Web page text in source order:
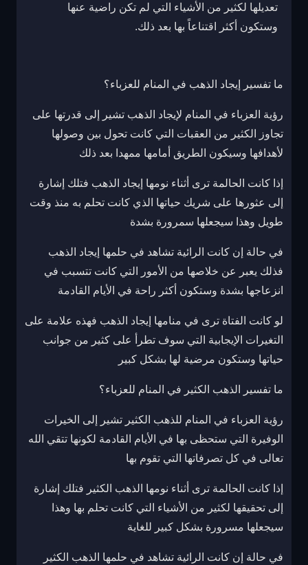
تعديلها لكثير من الأشياء التي لم تكن راضية عنها
وستكون أكثر اقتناعاً بها بعد ذلك.
ما تفسير إيجاد الذهب في المنام للعزباء؟
رؤية العزباء في المنام لإيجاد الذهب تشير إلى قدرتها على
تجاوز الكثير من العقبات التي كانت تحول بين وصولها
لأهدافها وسيكون الطريق أمامها ممهدا بعد ذلك
إذا كانت الحالمة ترى أثناء نومها إيجاد الذهب فتلك إشارة
إلى عثورها على شريك حياتها الذي كانت تحلم به منذ وقت
طويل وهذا سيجعلها سمرورة بشدة
في حالة إن كانت الرائية تشاهد في حلمها إيجاد الذهب
فذلك يعبر عن خلاصها من الأمور التي كانت تتسبب في
انزعاجها بشدة وستكون أكثر راحة في الأيام القادمة
لو كانت الفتاة ترى في منامها إيجاد الذهب فهذه علامة على
التغيرات الإيجابية التي سوف تطرأ على كثير من جوانب
حياتها وستكون مرضية لها بشكل كبير
ما تفسير الذهب الكثير في المنام للعزباء؟
رؤية العزباء في المنام للذهب الكثير تشير إلى الخيرات
الوفيرة التي ستحظى بها في الأيام القادمة لكونها تتقي الله
تعالى في كل تصرفاتها التي تقوم بها
إذا كانت الحالمة ترى أثناء نومها الذهب الكثير فتلك إشارة
إلى تحقيقها لكثير من الأشياء التي كانت تحلم بها وهذا
سيجعلها مسرورة بشكل كبير للغاية
في حالة إن كانت الرائية تشاهد في حلمها الذهب الكثير